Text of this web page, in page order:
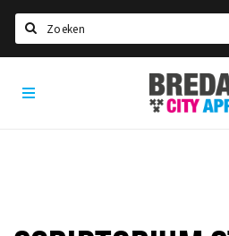
Home
Breda
City
App